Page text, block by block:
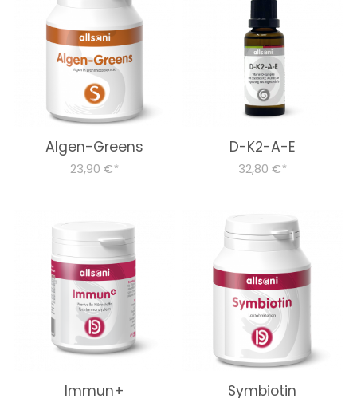
WEITERE PRODUKTE
LEBENSMITTEL
Über Uns
Dr. Feil Strategie
Algen-Greens
23,90 €*
D-K2-A-E
32,80 €*
Immun+ Symbiotin